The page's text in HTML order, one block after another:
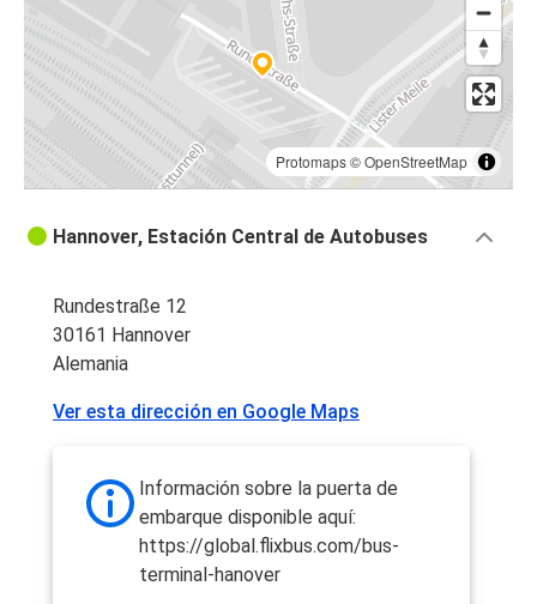
Protomaps©OpenStreetMap
Hannover, Estación Central de Autobuses
Rundestraße 12
30161 Hannover
Alemania
Ver esta dirección en Google Maps
Información sobre la puerta de
embarque disponible aquí:
https://global.flixbus.com/bus-
terminal-hanover